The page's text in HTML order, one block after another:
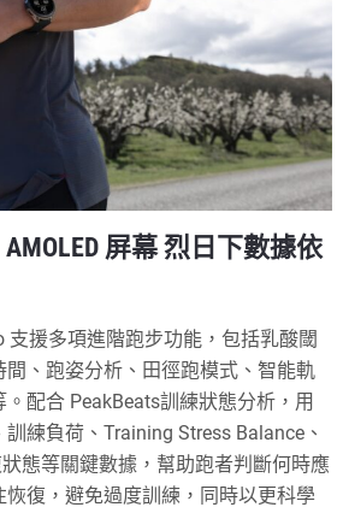
屏幕 烈日下數據依
支援多項進階跑步功能，包括乳酸閾
、跑姿分析、田徑跑模式、智能軌
配合 PeakBeats訓練狀態分析，用
練負荷、Training Stress Balance、
態等關鍵數據，幫助跑者判斷何時應
復，避免過度訓練，同時以更科學